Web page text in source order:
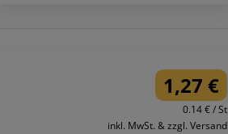
1,27 €
0.14 € / St
inkl. MwSt. & zzgl. Versand